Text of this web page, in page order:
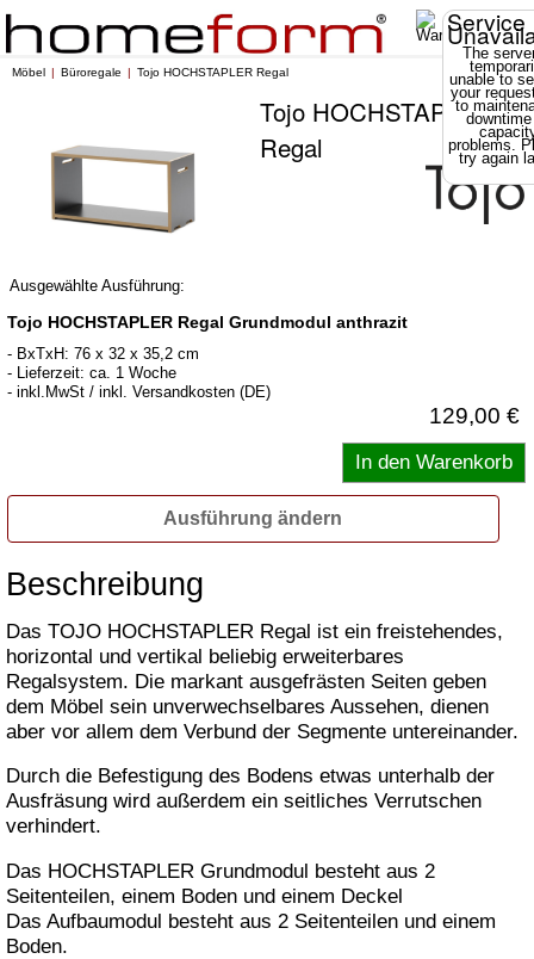
Service
The
unable to
your
to
problems.
try again
Möbel Büroregale Tojo HOCHSTAPLER Regal
Tojo HOCHSTAPLER
Regal
Ausgewählte Ausführung:
Tojo HOCHSTAPLER Regal Grundmodul anthrazit
- BxTxH: 76 x 32 x 35,2 cm
- Lieferzeit: ca. 1 Woche
- inkl.MwSt / inkl. Versandkosten (DE)
129,00 €
Ausführung ändern
Beschreibung
Das TOJO HOCHSTAPLER Regal ist ein freistehendes,
horizontal und vertikal beliebig erweiterbares
Regalsystem. Die markant ausgefrästen Seiten geben
dem Möbel sein unverwechselbares Aussehen, dienen
aber vor allem dem Verbund der Segmente untereinander.
Durch die Befestigung des Bodens etwas unterhalb der
Ausfräsung wird außerdem ein seitliches Verrutschen
verhindert.
Das HOCHSTAPLER Grundmodul besteht aus 2
Seitenteilen, einem Boden und einem Deckel
Das Aufbaumodul besteht aus 2 Seitenteilen und einem
Boden.